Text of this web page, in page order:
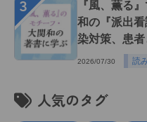
３
『風、薫る
和の『派出
染対策、患
2026/07/30 読
人気のタグ